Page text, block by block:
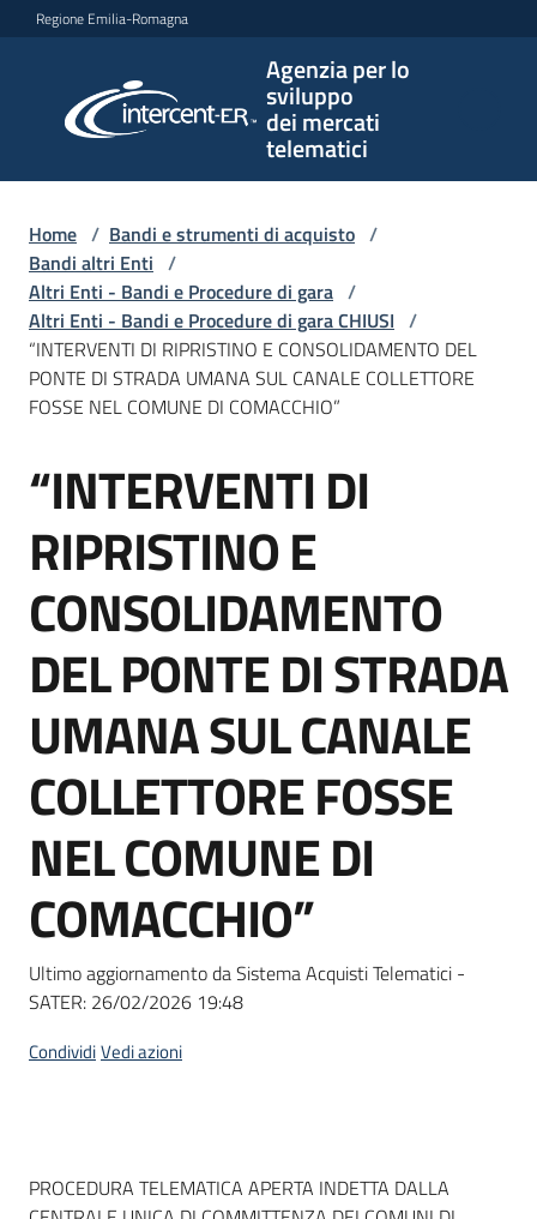
Vai al contenuto
Vai alla navigazione
Vai al footer
Regione Emilia-Romagna
Agenzia per lo
sviluppo
dei mercati
telematici
per lo
sviluppo
telematici
L'Agenzia
e
strumenti
acquisto
Supporto
Piattaforme
telematiche
site
Home / Bandi e strumenti di acquisto /
Bandi altri Enti /
Altri Enti - Bandi e Procedure di gara /
Altri Enti - Bandi e Procedure di gara CHIUSI /
“INTERVENTI DI RIPRISTINO E CONSOLIDAMENTO DEL
PONTE DI STRADA UMANA SUL CANALE COLLETTORE
FOSSE NEL COMUNE DI COMACCHIO”
Salta al contenuto
“INTERVENTI DI
RIPRISTINO E
CONSOLIDAMENTO
DEL PONTE DI STRADA
UMANA SUL CANALE
COLLETTORE FOSSE
NEL COMUNE DI
COMACCHIO”
Ultimo aggiornamento da Sistema Acquisti Telematici -
SATER: 26/02/2026 19:48
CondividiVedi azioni
Dati del bando
PROCEDURA TELEMATICA APERTA INDETTA DALLA